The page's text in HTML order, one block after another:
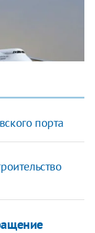
порта